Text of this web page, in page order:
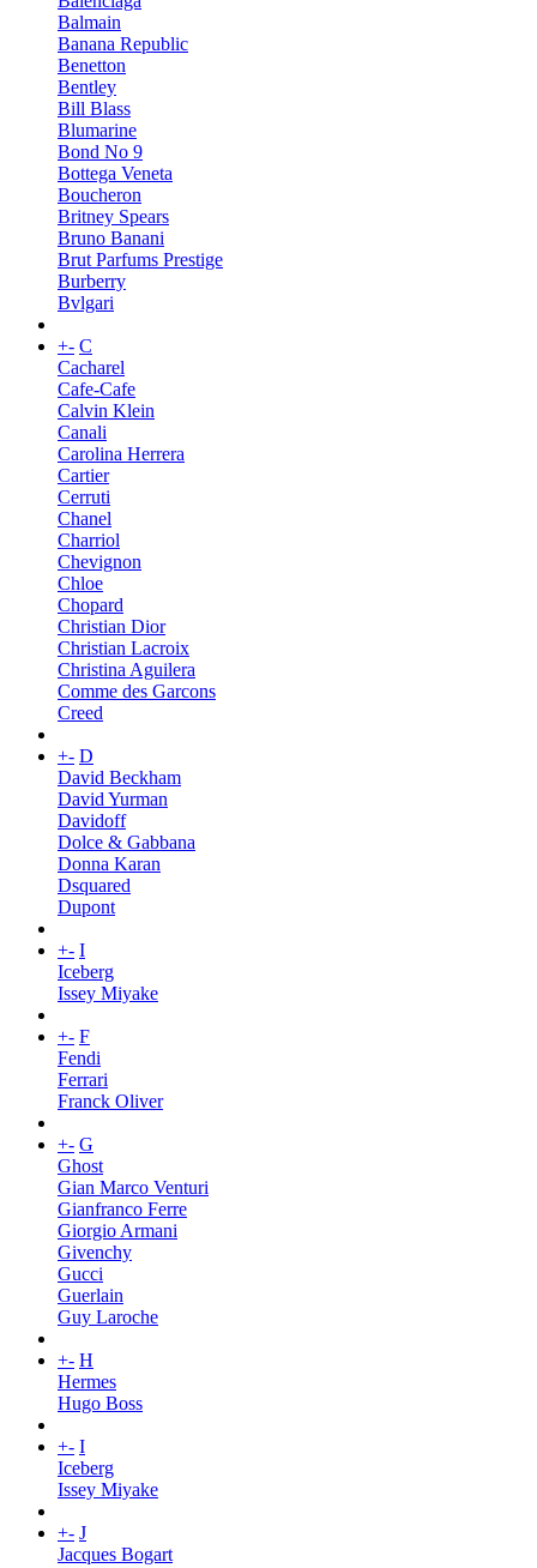
Balmain
Banana Republic
Benetton
Bentley
Bill Blass
Blumarine
Bond No 9
Bottega Veneta
Boucheron
Britney Spears
Bruno Banani
Brut Parfums Prestige
Burberry
Bvlgari
+- C
Cacharel
Cafe-Cafe
Calvin Klein
Canali
Carolina Herrera
Cartier
Cerruti
Chanel
Charriol
Chevignon
Chloe
Chopard
Christian Dior
Christian Lacroix
Christina Aguilera
Comme des Garcons
Creed
+- D
David Beckham
David Yurman
Davidoff
Dolce & Gabbana
Donna Karan
Dsquared
Dupont
+- I
Iceberg
Issey Miyake
+- F
Fendi
Ferrari
Franck Oliver
+- G
Ghost
Gian Marco Venturi
Gianfranco Ferre
Giorgio Armani
Givenchy
Gucci
Guerlain
Guy Laroche
+- H
Hermes
Hugo Boss
+- I
Iceberg
Issey Miyake
+- J
Jacques Bogart